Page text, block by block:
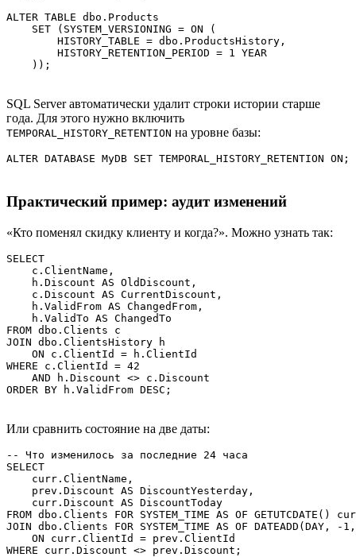
ALTER TABLE dbo.Products
    SET (SYSTEM_VERSIONING = ON (
        HISTORY_TABLE = dbo.ProductsHistory,
        HISTORY_RETENTION_PERIOD = 1 YEAR
    ));
SQL Server автоматически удалит строки истории старше
года. Для этого нужно включить
TEMPORAL_HISTORY_RETENTION на уровне базы:
ALTER DATABASE MyDB SET TEMPORAL_HISTORY_RETENTION ON;
Практический пример: аудит изменений
«Кто поменял скидку клиенту и когда?». Можно узнать так:
SELECT
    c.ClientName,
    h.Discount AS OldDiscount,
    c.Discount AS CurrentDiscount,
    h.ValidFrom AS ChangedFrom,
    h.ValidTo AS ChangedTo
FROM dbo.Clients c
JOIN dbo.ClientsHistory h
    ON c.ClientId = h.ClientId
WHERE c.ClientId = 42
    AND h.Discount <> c.Discount
ORDER BY h.ValidFrom DESC;
Или сравнить состояние на две даты:
-- Что изменилось за последние 24 часа
SELECT
    curr.ClientName,
    prev.Discount AS DiscountYesterday,
    curr.Discount AS DiscountToday
FROM dbo.Clients FOR SYSTEM_TIME AS OF GETUTCDATE()
JOIN dbo.Clients FOR SYSTEM_TIME AS OF DATEADD(DAY, -
    ON curr.ClientId = prev.ClientId
WHERE curr.Discount <> prev.Discount;